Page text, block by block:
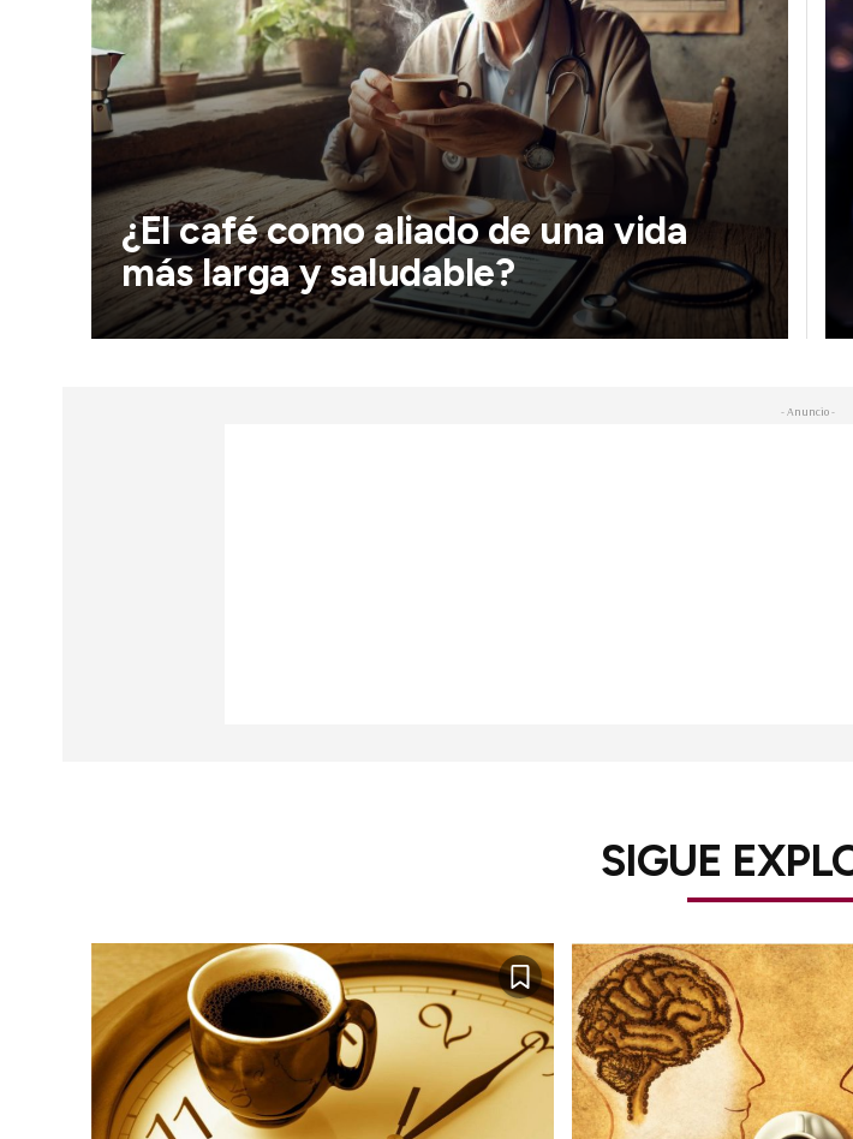
¿El café como aliado de una vida
más larga y saludable?
- Anuncio -
SIGUE